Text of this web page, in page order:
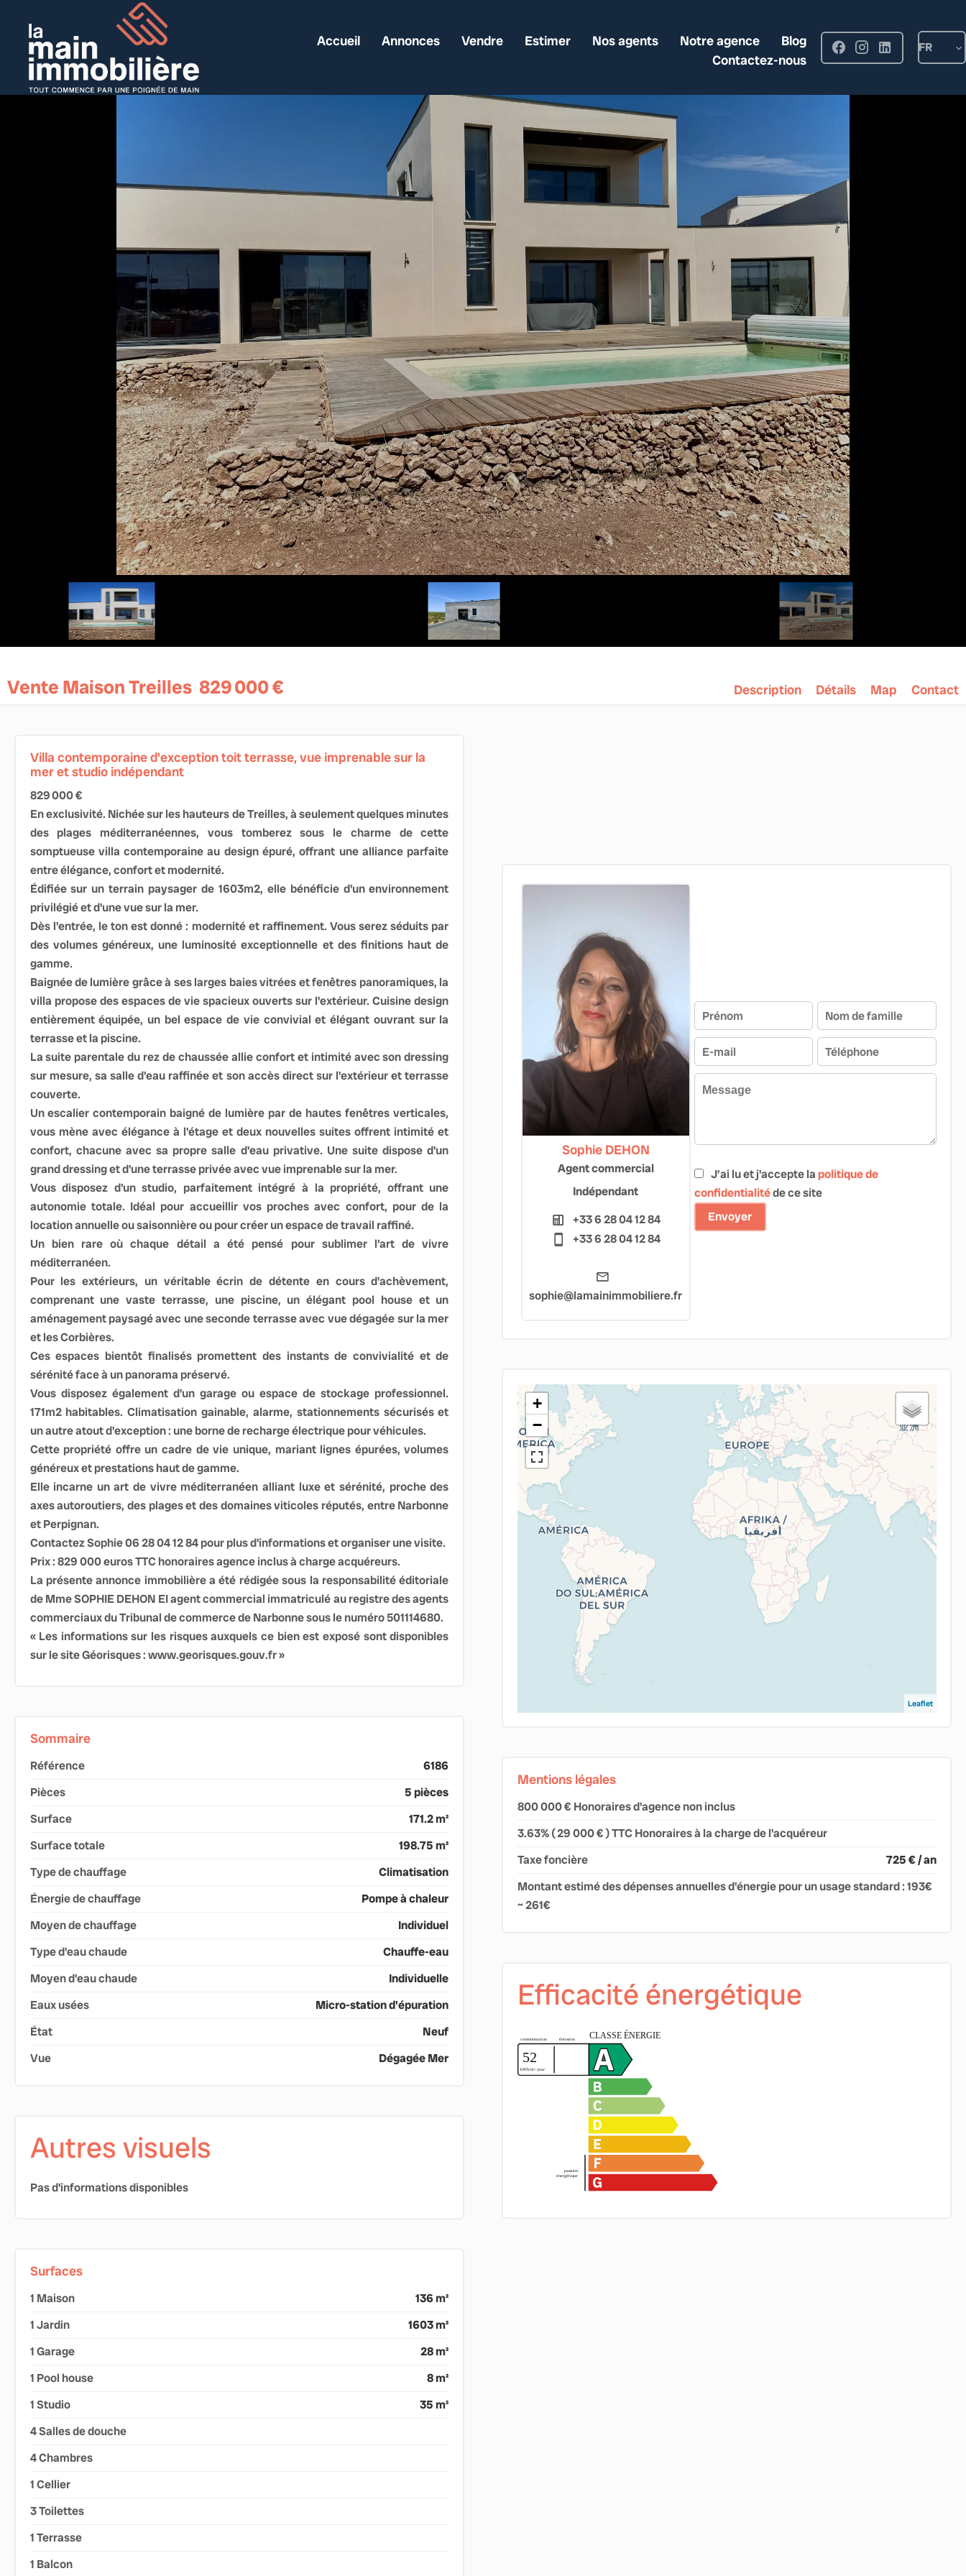
Accueil Annonces Vendre Estimer Nos agents Notre agence
Blog
Contactez-nous
FR
Vente Maison Treilles 829 000 € Description Détails Map Contact
Villa contemporaine d'exception toit terrasse, vue imprenable sur la
mer et studio indépendant
829 000 €
En exclusivité. Nichée sur les hauteurs de Treilles, à seulement quelques minutes
des plages méditerranéennes, vous tomberez sous le charme de cette
somptueuse villa contemporaine au design épuré, offrant une alliance parfaite
entre élégance, confort et modernité.
Édifiée sur un terrain paysager de 1603m2, elle bénéficie d'un environnement
privilégié et d'une vue sur la mer.
Dès l'entrée, le ton est donné : modernité et raffinement. Vous serez séduits par
des volumes généreux, une luminosité exceptionnelle et des finitions haut de
gamme.
Baignée de lumière grâce à ses larges baies vitrées et fenêtres panoramiques, la
villa propose des espaces de vie spacieux ouverts sur l'extérieur. Cuisine design
entièrement équipée, un bel espace de vie convivial et élégant ouvrant sur la
terrasse et la piscine.
La suite parentale du rez de chaussée allie confort et intimité avec son dressing
sur mesure, sa salle d'eau raffinée et son accès direct sur l'extérieur et terrasse
couverte.
Un escalier contemporain baigné de lumière par de hautes fenêtres verticales,
vous mène avec élégance à l'étage et deux nouvelles suites offrent intimité et
confort, chacune avec sa propre salle d'eau privative. Une suite dispose d'un
grand dressing et d'une terrasse privée avec vue imprenable sur la mer.
Vous disposez d'un studio, parfaitement intégré à la propriété, offrant une
autonomie totale. Idéal pour accueillir vos proches avec confort, pour de la
location annuelle ou saisonnière ou pour créer un espace de travail raffiné.
Un bien rare où chaque détail a été pensé pour sublimer l'art de vivre
méditerranéen.
Pour les extérieurs, un véritable écrin de détente en cours d'achèvement,
comprenant une vaste terrasse, une piscine, un élégant pool house et un
aménagement paysagé avec une seconde terrasse avec vue dégagée sur la mer
et les Corbières.
Ces espaces bientôt finalisés promettent des instants de convivialité et de
sérénité face à un panorama préservé.
Vous disposez également d'un garage ou espace de stockage professionnel.
171m2 habitables. Climatisation gainable, alarme, stationnements sécurisés et
un autre atout d'exception : une borne de recharge électrique pour véhicules.
Cette propriété offre un cadre de vie unique, mariant lignes épurées, volumes
généreux et prestations haut de gamme.
Elle incarne un art de vivre méditerranéen alliant luxe et sérénité, proche des
axes autoroutiers, des plages et des domaines viticoles réputés, entre Narbonne
et Perpignan.
Contactez Sophie 06 28 04 12 84 pour plus d'informations et organiser une visite.
Prix : 829 000 euros TTC honoraires agence inclus à charge acquéreurs.
La présente annonce immobilière a été rédigée sous la responsabilité éditoriale
de Mme SOPHIE DEHON EI agent commercial immatriculé au registre des agents
commerciaux du Tribunal de commerce de Narbonne sous le numéro 501114680.
« Les informations sur les risques auxquels ce bien est exposé sont disponibles
sur le site Géorisques : www.georisques.gouv.fr »
Sommaire
Référence
6186
Pièces
5 pièces
Surface
171.2 m²
Surface totale
198.75 m²
Type de chauffage
Climatisation
Énergie de chauffage
Pompe à chaleur
Moyen de chauffage
Individuel
Type d'eau chaude
Chauffe-eau
Moyen d'eau chaude
Individuelle
Eaux usées
Micro-station d'épuration
État
Neuf
Vue
Dégagée Mer
Autres visuels
Pas d'informations disponibles
Surfaces
1 Maison
136 m²
1 Jardin
1603 m²
1 Garage
28 m²
1 Pool house
8 m²
1 Studio
35 m²
4 Salles de douche
4 Chambres
1 Cellier
3 Toilettes
1 Terrasse
1 Balcon
Sophie DEHON
Agent commercial
Indépendant
+33 6 28 04 12 84
+33 6 28 04 12 84
sophie@lamainimmobiliere.fr
J’ai lu et j'accepte lapolitique de
confidentialitéde ce site
Envoyer
+
−
Leaflet
Mentions légales
800 000 € Honoraires d'agence non inclus
3.63% ( 29 000 € ) TTC Honoraires à la charge de l'acquéreur
Taxe foncière
725 € / an
Montant estimé des dépenses annuelles d'énergie pour un usage standard : 193€
~ 261€
Efficacité énergétique